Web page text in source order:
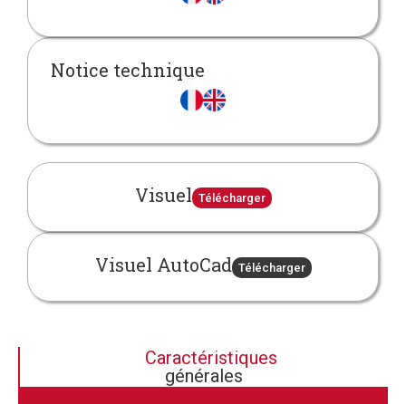
Notice technique
Visuel Télécharger
Visuel AutoCad Télécharger
Caractéristiques
générales